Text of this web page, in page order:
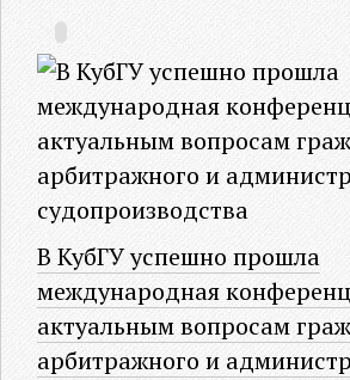
В КубГУ успешно прошла
международная
актуальным вопросам
арбитражного и